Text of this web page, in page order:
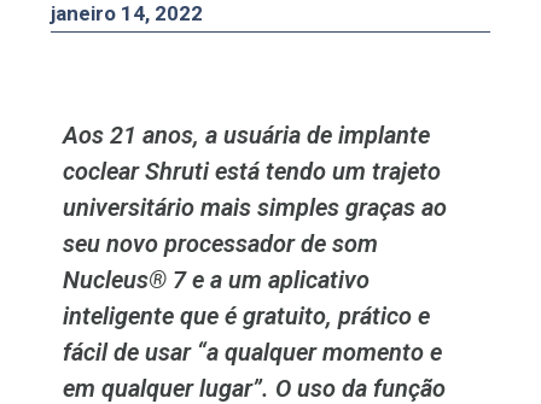
janeiro 14, 2022
Aos 21 anos, a usuária de implante
coclear Shruti está tendo um trajeto
universitário mais simples graças ao
seu novo processador de som
Nucleus® 7 e a um aplicativo
inteligente que é gratuito, prático e
fácil de usar “a qualquer momento e
em qualquer lugar”. O uso da função